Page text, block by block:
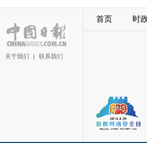
关于我们 联系我们
首页 时